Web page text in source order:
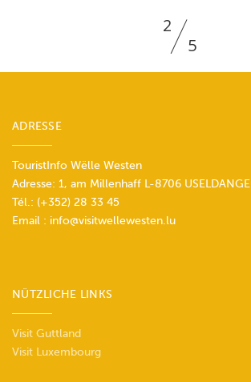
2
5
ADRESSE
TouristInfo Wëlle Westen
Adresse: 1, am Millenhaff L-8706 USELDANGE
Tél.: (+352) 28 33 45
Email : info@visitwellewesten.lu
NÜTZLICHE LINKS
Visit Guttland
Visit Luxembourg